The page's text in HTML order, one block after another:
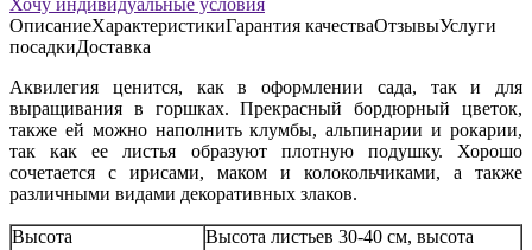
ОписаниеХарактеристикиГарантия качестваОтзывыУслуги
посадкиДоставка
Аквилегия ценится, как в оформлении сада, так и для
выращивания в горшках. Прекрасный бордюрный цветок,
также ей можно наполнить клумбы, альпинарии и рокарии,
так как ее листья образуют плотную подушку. Хорошо
сочетается с ирисами, маком и колокольчиками, а также
различными видами декоративных злаков.
Высота
Высота листьев 30-40 см, высота